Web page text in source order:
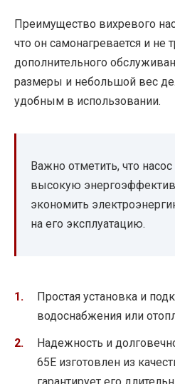
Преимущество вихревого
что он самонагревается и не
дополнительного
размеры и небольшой вес
удобным в использовании.
Важно отметить, что
высокую
экономить
на его эксплуатацию.
Простая установка и
водоснабжения или
Надежность и
65E изготовлен из